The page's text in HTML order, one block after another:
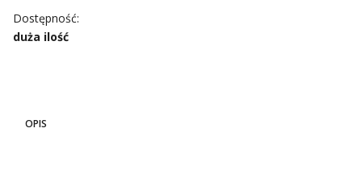
Dostępność:
duża ilość
OPIS